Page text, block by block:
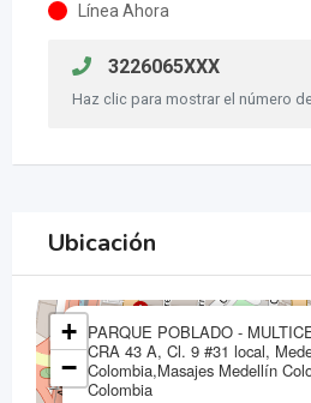
Línea Ahora
3226065XXX
Haz clic para mostrar el número
Ubicación
PARQUE POBLADO -
CRA 43 A, Cl. 9 #31 local,
Colombia,Masajes Medellín
Colombia
+
−